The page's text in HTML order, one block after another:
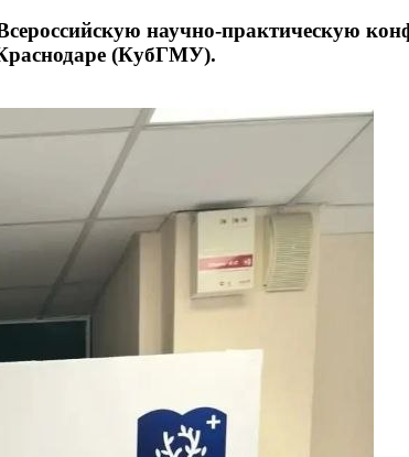
научно-практическую
(КубГМУ).